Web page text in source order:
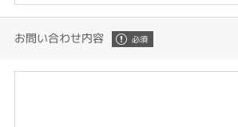
お問い合わせ内容